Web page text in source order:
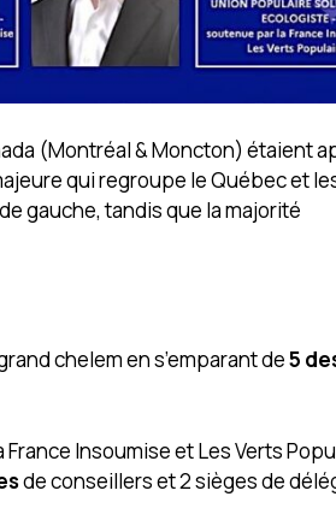
(Montréal & Moncton) étaient
qui regroupe le Québec et
gauche, tandis que la majorité
chelem en s’emparant de5
Insoumise et Les Verts
de conseillers et 2 sièges de